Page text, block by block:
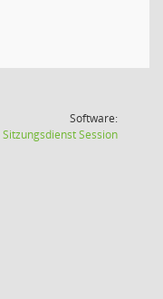
Software:
SitzungsdienstSession(Wird in